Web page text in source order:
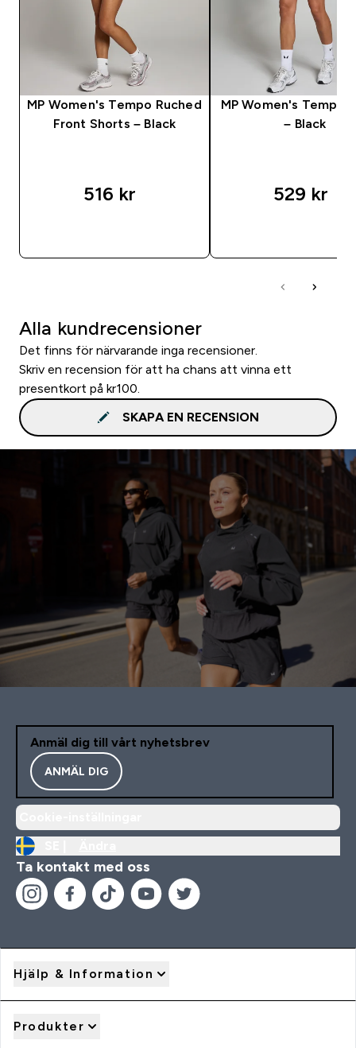
MP Women's Tempo Ruched
Front Shorts – Black
516 kr‎
MP Women's Tempo
– Black
529 kr‎
Alla kundrecensioner
Det finns för närvarande inga recensioner.
Skriv en recension för att ha chans att vinna ett
presentkort på kr100.
SKAPA EN RECENSION
Anmäl dig till vårt nyhetsbrev
ANMÄL DIG
Ta kontakt med oss
Hjälp & Information
Produkter